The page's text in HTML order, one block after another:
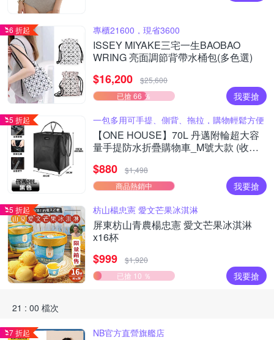
6 折起 專櫃21600，現省3600
ISSEY MIYAKE三宅一生BAOBAO
WRING 亮面調節背帶水桶包(多色選)
$16,200
$25,600
已搶 66 ％
我要搶
5 折起 一包多用可手提、側背、拖拉，購物輕鬆方便
【ONE HOUSE】70L 丹邁附輪超大容
量手提防水折疊購物車_M號大款 (收納
物車)
$880
$1,498
商品熱銷中
我要搶
5 折起 枋山楊忠憲 愛文芒果冰淇淋
屏東枋山青農楊忠憲 愛文芒果冰淇淋
x16杯
$999
$1,920
已搶 10 ％
我要搶
21 : 00 檔次
7 折起 NB官方直營旗艦店